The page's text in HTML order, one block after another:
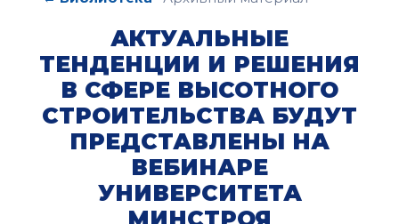
АКТУАЛЬНЫЕ
ТЕНДЕНЦИИ И РЕШЕНИЯ
В СФЕРЕ ВЫСОТНОГО
СТРОИТЕЛЬСТВА БУДУТ
ПРЕДСТАВЛЕНЫ НА
ВЕБИНАРЕ
УНИВЕРСИТЕТА
МИНСТРОЯ